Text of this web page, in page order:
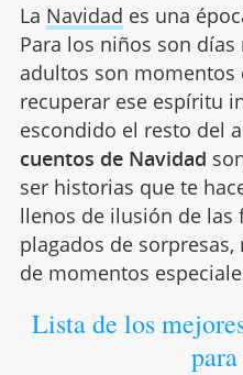
La Navidad es una
Para los niños son
adultos son momentos
recuperar ese espíritu
escondido el resto del
cuentos de Navidad
ser historias que te
llenos de ilusión de las
plagados de
de momentos
Lista de los